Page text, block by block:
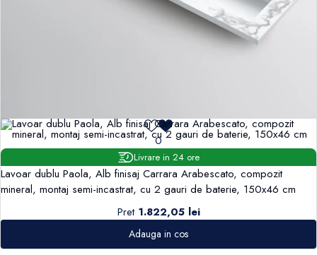
0
Livrare in 24 ore
Lavoar dublu Paola, Alb finisaj Carrara Arabescato, compozit
mineral, montaj semi-incastrat, cu 2 gauri de baterie, 150x46 cm
Pret 1.822,05 lei
Adauga in cos